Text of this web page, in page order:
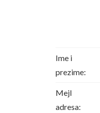
Ime i
prezime:
Mejl
adresa: